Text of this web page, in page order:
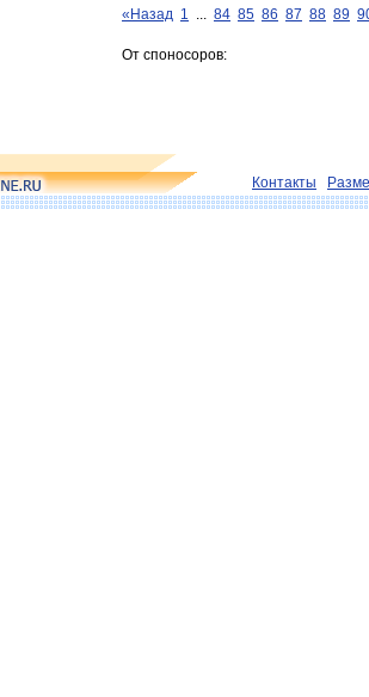
«Назад 1 ... 84 85 86 87 88 89
От споносоров:
Контакты